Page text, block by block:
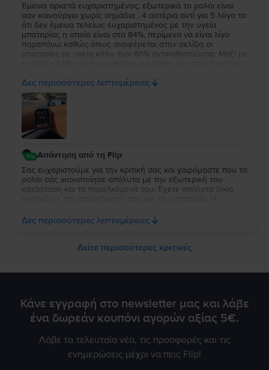
Έμεινα αρκετά ευχαριστημένος, εξωτερικά το ρολόι είναι
σαν καινούργιο χωρίς σημάδια . 4 αστέρια αντί για 5 λόγο το
ότι δεν έμεινα τελείως ευχαριστημένος με την υγεία
μπαταρίας η οποία είναι στα 84%, περίμενα να είναι λίγο
παραπάνω καθώς όπως αναφέρεται στην σελίδα οι
μπαταρίες με υγεία κάτω των 85% αντικαθιστούνται. Μαζί με
δεν μπορώ να έχω παράπονο.
Δες περισσότερες λεπτομέρειες
Απάντηση από τη Flip
Σας ευχαριστούμε για την κριτική σας και χαιρόμαστε που το
ρολόι σάς ικανοποίησε απόλυτα με την εξωτερική του
κατάσταση και τα παρελκόμενά του. Έχετε απόλυτο δίκιο
μπαταρίας κάτω από 85% περνάει αυτόματα από
αντικατάσταση, επομένως το 84% αποτελεί δική μας αστοχία
από 2 χρόνια εγγύηση, θέλουμε να διορθώσουμε άμεσα
τo δωρεάν έλεγχο της μπαταρίας χωρίς καμία δική σας
Δες περισσότερες λεπτομέρειες
Δείτε περισσότερες κριτικές
Κάνε εγγραφή στο newsletter μας και λάβε
ένα δωρεάν κουπόνι αγορών αξίας 5€.
Λάβε τα τελευταία νέα, τις προσφορές και τις
ενημερώσεις μέχρι να πεις Flip!